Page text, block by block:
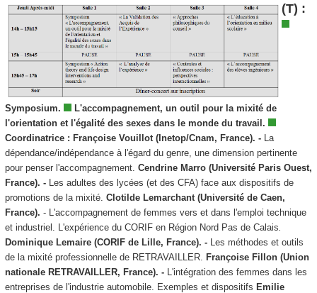
(T) :
Symposium.
L'accompagnement, un outil pour la mixité de
l'orientation et l'égalité des sexes dans le monde du travail.
Coordinatrice : Françoise Vouillot (Inetop/Cnam, France). -La
dépendance/indépendance à l'égard du genre, une dimension pertinente
pour penser l'accompagnement. Cendrine Marro (Université Paris Ouest,
France). -Les adultes des lycées (et des CFA) face aux dispositifs de
promotions de la mixité. Clotilde Lemarchant (Université de Caen,
France). - L'accompagnement de femmes vers et dans l'emploi technique
et industriel. L'expérience du CORIF en Région Nord Pas de Calais
Dominique Lemaire (CORIF de Lille, France). - Les méthodes et outils
de la mixité professionnelle de RETRAVAILLER. Françoise Fillon (Union
nationale RETRAVAILLER, France). - L'intégration des femmes dans les
entreprises de l'industrie automobile. Exemples et dispositifs Emilie